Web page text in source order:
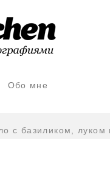
Обо мне
с базиликом,